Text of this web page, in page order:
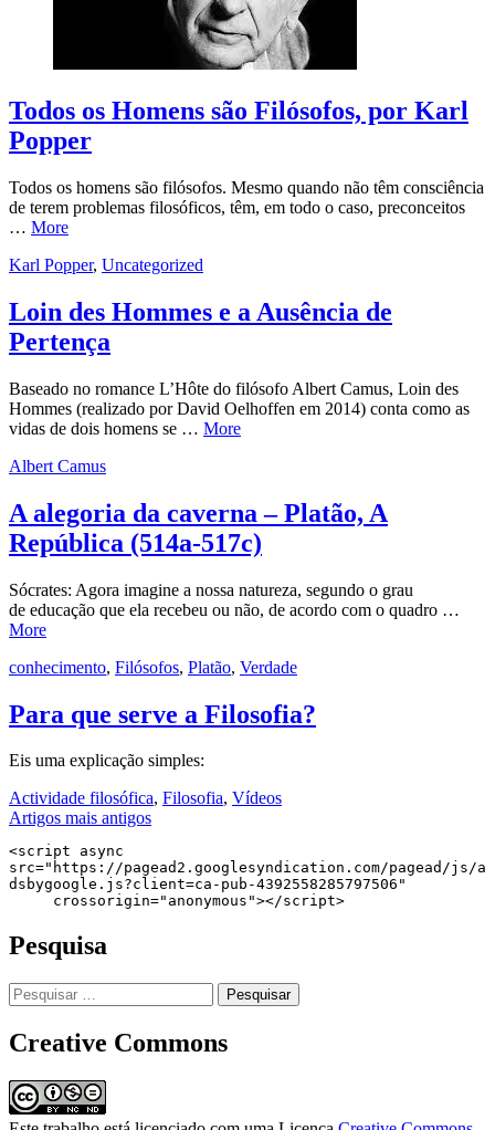
Todos os Homens são Filósofos, por Karl
Popper
Todos os homens são filósofos. Mesmo quando não têm consciência
de terem problemas filosóficos, têm, em todo o caso, preconceitos
… More
Karl Popper, Uncategorized
Loin des Hommes e a Ausência de
Pertença
Baseado no romance L’Hôte do filósofo Albert Camus, Loin des
Hommes (realizado por David Oelhoffen em 2014) conta como as
vidas de dois homens se … More
Albert Camus
A alegoria da caverna – Platão, A
República (514a-517c)
Sócrates: Agora imagine a nossa natureza, segundo o grau
de educação que ela recebeu ou não, de acordo com o quadro …
More
conhecimento, Filósofos, Platão, Verdade
Para que serve a Filosofia?
Eis uma explicação simples:
Actividade filosófica, Filosofia, Vídeos
Navegação
de
artigos
Artigos mais antigos
<script async
src="https://pagead2.googlesyndication.com/pagead/js/a
dsbygoogle.js?client=ca-pub-4392558285797506"
     crossorigin="anonymous"></script>
Pesquisa
Pesquisar
por:
Creative Commons